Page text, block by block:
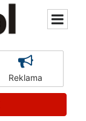
Reklama